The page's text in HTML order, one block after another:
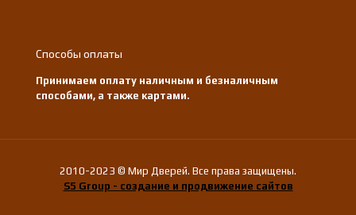
Способы оплаты
Принимаем оплату наличным и безналичным
способами, а также картами.
2010-2023 © Мир Дверей. Все права защищены.
S5 Group - создание и продвижение сайтов